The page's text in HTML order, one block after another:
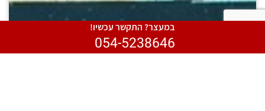
במעצר? התקשר עכשיו!
054-5238646